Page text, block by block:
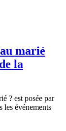
marié
la
? est posée par
les événements